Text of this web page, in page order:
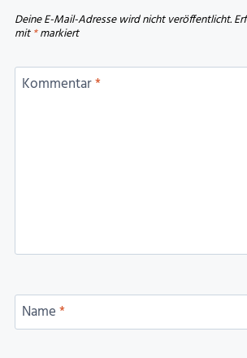
Deine E-Mail-Adresse wird nicht veröffentlicht.
mit*markiert
Kommentar*
Name*